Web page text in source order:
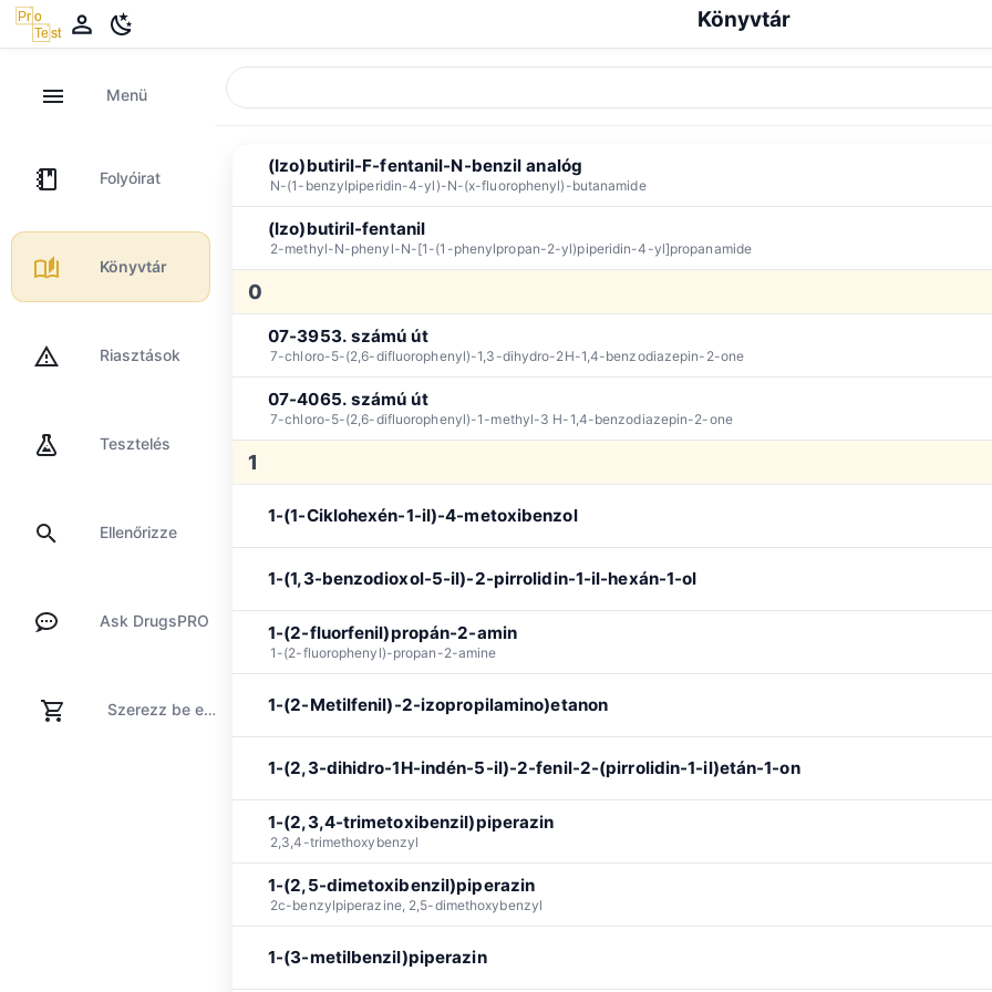
Könyvtár
Menü
Folyóirat
Könyvtár
Riasztások
Tesztelés
Ellenőrizze
Ask DrugsPRO
Szerezz be egy tesztkészletet
Visszaállítás Közös Kannabinoid Depresszáns Disszociatív Gyógyszer
(Izo)butiril-F-fentanil-N-benzil analóg
N-(1-benzylpiperidin-4-yl)-N-(x-fluorophenyl)-butanamide
(Izo)butiril-fentanil
2-methyl-N-phenyl-N-[1-(1-phenylpropan-2-yl)piperidin-4-yl]propanamide
0
07-3953. számú út
7-chloro-5-(2,6-difluorophenyl)-1,3-dihydro-2H-1,4-benzodiazepin-2-one
07-4065. számú út
7-chloro-5-(2,6-difluorophenyl)-1-methyl-3 H-1,4-benzodiazepin-2-one
1
1-(1-Ciklohexén-1-il)-4-metoxibenzol
1-(1,3-benzodioxol-5-il)-2-pirrolidin-1-il-hexán-1-ol
1-(2-fluorfenil)propán-2-amin
1-(2-fluorophenyl)-propan-2-amine
1-(2-Metilfenil)-2-izopropilamino)etanon
1-(2,3-dihidro-1H-indén-5-il)-2-fenil-2-(pirrolidin-1-il)etán-1-on
1-(2,3,4-trimetoxibenzil)piperazin
2,3,4-trimethoxybenzyl
1-(2,5-dimetoxibenzil)piperazin
2c-benzylpiperazine, 2,5-dimethoxybenzyl
1-(3-metilbenzil)piperazin